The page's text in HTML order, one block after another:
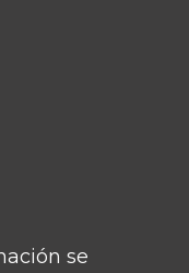
se